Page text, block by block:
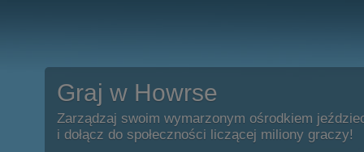
Graj w Howrse
Zarządzaj swoim wymarzonym ośrodkiem
i dołącz do społeczności liczącej miliony graczy!